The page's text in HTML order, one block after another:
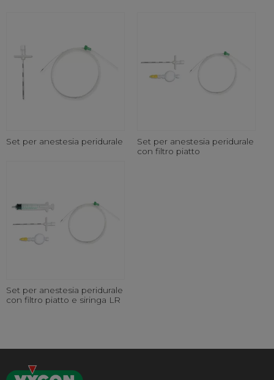
Set per anestesia peridurale
Set per anestesia peridurale
con filtro piatto
Set per anestesia peridurale
con filtro piatto e siringa LR